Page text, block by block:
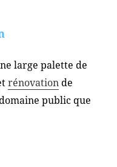
large palette de
rénovationde
public que